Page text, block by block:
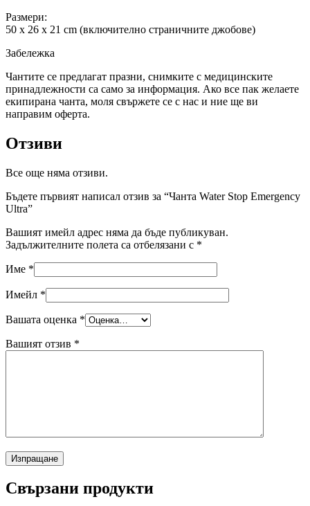
Размери:
50 x 26 x 21 cm (включително страничните джобове)
Забележка
Чантите се предлагат празни, снимките с медицинските
принадлежности са само за информация. Ако все пак желаете
екипирана чанта, моля свържете се с нас и ние ще ви
направим оферта.
Отзиви
Все още няма отзиви.
Бъдете първият написал отзив за “Чанта Water Stop Emergency
Ultra”
Вашият имейл адрес няма да бъде публикуван.
Задължителните полета са отбелязани с *
Име *
Имейл *
Вашата оценка *
Вашият отзив *
Свързани продукти